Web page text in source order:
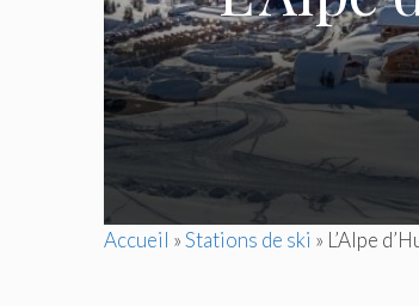
Accueil »Stations de ski » L’Alpe